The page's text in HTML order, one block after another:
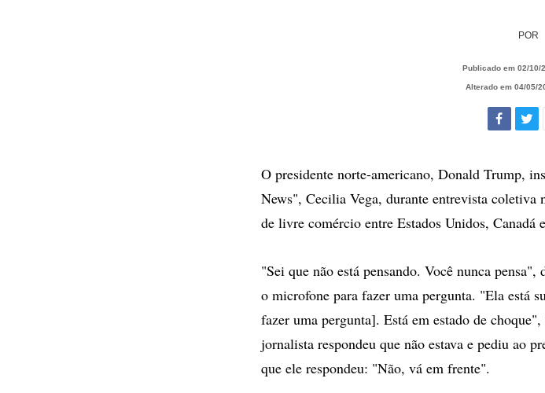
POR
Publicado em 02/10/
Alterado em 04/05/
O presidente norte-americano, Donald Trump,
News", Cecilia Vega, durante entrevista coletiva
de livre comércio entre Estados Unidos, Canadá
"Sei que não está pensando. Você nunca
o microfone para fazer uma pergunta. "Ela está
fazer uma pergunta]. Está em estado de
jornalista respondeu que não estava e pediu ao
que ele respondeu: "Não, vá em frente".